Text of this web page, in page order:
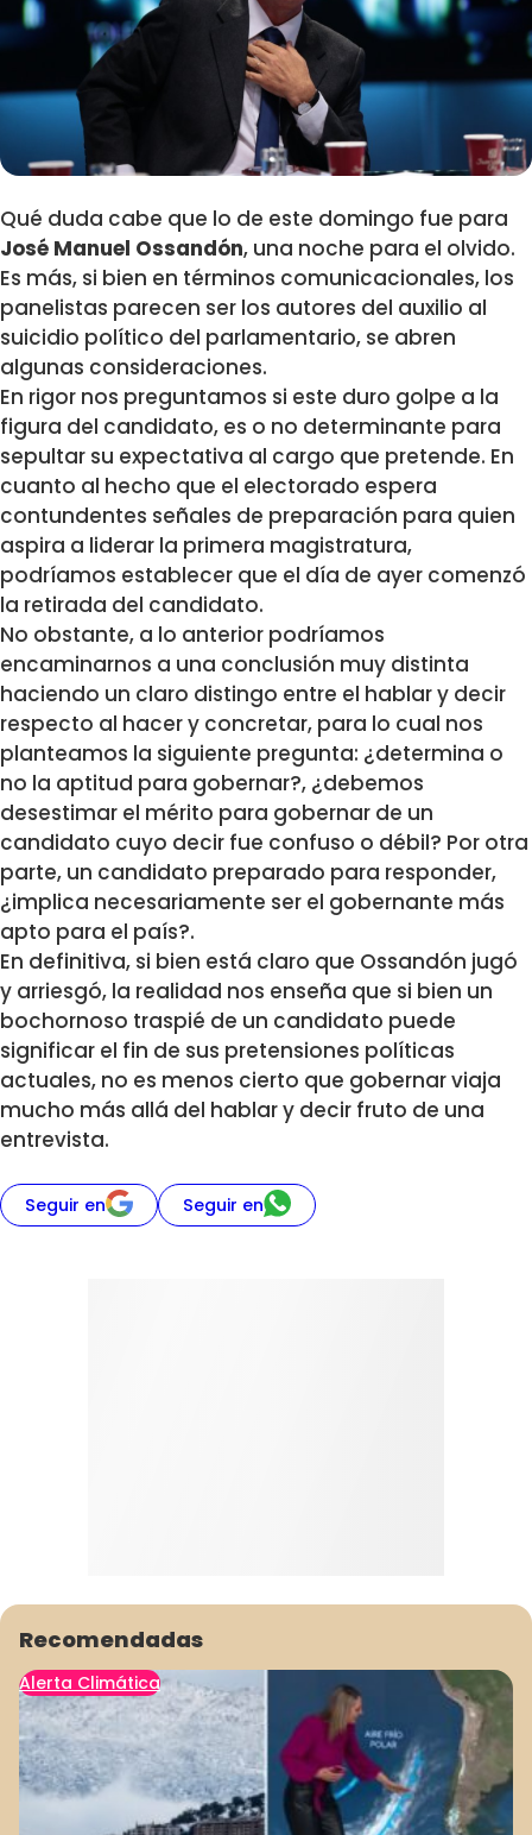
Qué duda cabe que lo de este domingo fue para
José Manuel Ossandón, una noche para el olvido.
Es más, si bien en términos comunicacionales, los
panelistas parecen ser los autores del auxilio al
suicidio político del parlamentario, se abren
algunas consideraciones.
En rigor nos preguntamos si este duro golpe a la
figura del candidato, es o no determinante para
sepultar su expectativa al cargo que pretende. En
cuanto al hecho que el electorado espera
contundentes señales de preparación para quien
aspira a liderar la primera magistratura,
podríamos establecer que el día de ayer comenzó
la retirada del candidato.
No obstante, a lo anterior podríamos
encaminarnos a una conclusión muy distinta
haciendo un claro distingo entre el hablar y decir
respecto al hacer y concretar, para lo cual nos
planteamos la siguiente pregunta: ¿determina o
no la aptitud para gobernar?, ¿debemos
desestimar el mérito para gobernar de un
candidato cuyo decir fue confuso o débil? Por otra
parte, un candidato preparado para responder,
¿implica necesariamente ser el gobernante más
apto para el país?.
En definitiva, si bien está claro que Ossandón jugó
y arriesgó, la realidad nos enseña que si bien un
bochornoso traspié de un candidato puede
significar el fin de sus pretensiones políticas
actuales, no es menos cierto que gobernar viaja
mucho más allá del hablar y decir fruto de una
entrevista.
Seguir en Seguir en
Recomendadas
Alerta Climática